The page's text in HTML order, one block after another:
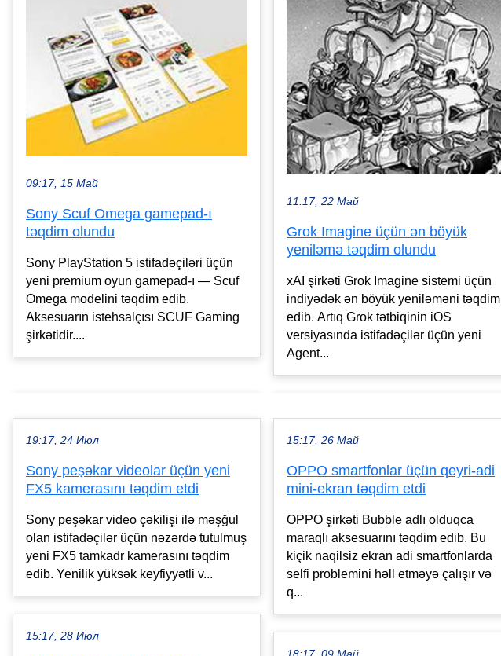
09:17, 15 Май
Sony Scuf Omega gamepad-ı
təqdim olundu
Sony PlayStation 5 istifadəçiləri üçün
yeni premium oyun gamepad-ı — Scuf
Omega modelini təqdim edib.
Aksesuarın istehsalçısı SCUF Gaming
şirkətidir....
11:17, 22 Май
Grok Imagine üçün ən böyük
yeniləmə təqdim olundu
xAI şirkəti Grok Imagine sistemi üçün
indiyədək ən böyük yeniləməni təqdim
edib. Artıq Grok tətbiqinin iOS
versiyasında istifadəçilər üçün yeni
Agent...
19:17, 24 Июл
Sony peşəkar videolar üçün yeni
FX5 kamerasını təqdim etdi
Sony peşəkar video çəkilişi ilə məşğul
olan istifadəçilər üçün nəzərdə tutulmuş
yeni FX5 tamkadr kamerasını təqdim
edib. Yenilik yüksək keyfiyyətli v...
15:17, 28 Июл
15:17, 26 Май
OPPO smartfonlar üçün qeyri-adi
mini-ekran təqdim etdi
OPPO şirkəti Bubble adlı olduqca
maraqlı aksesuarını təqdim edib. Bu
kiçik naqilsiz ekran adi smartfonlarda
selfi problemini həll etməyə çalışır və
q...